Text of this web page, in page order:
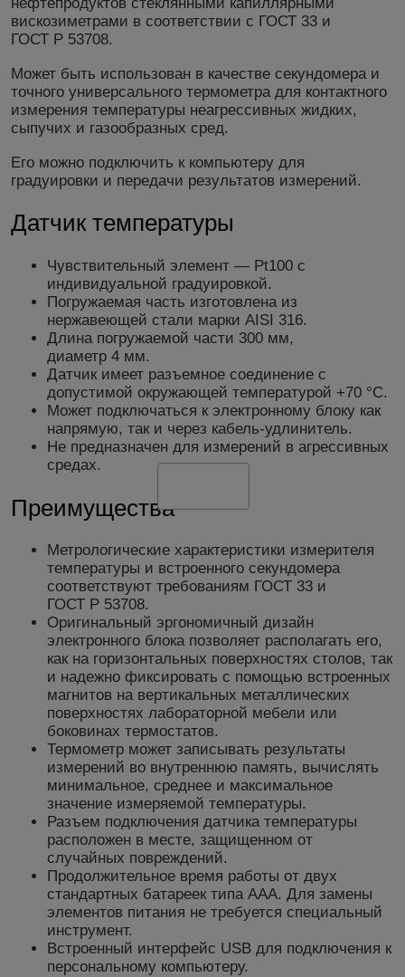
вискозиметрами в соответствии с ГОСТ 33 и
ГОСТ Р 53708.
Может быть использован в качестве секундомера и
точного универсального термометра для контактного
измерения температуры неагрессивных жидких,
сыпучих и газообразных сред.
Его можно подключить к компьютеру для
градуировки и передачи результатов измерений.
Датчик температуры
Чувствительный элемент — Pt100 с
индивидуальной градуировкой.
Погружаемая часть изготовлена из
нержавеющей стали марки AISI 316.
Длина погружаемой части 300 мм,
диаметр 4 мм.
Датчик имеет разъемное соединение с
допустимой окружающей температурой +70 °С.
Может подключаться к электронному блоку как
напрямую, так и через кабель-удлинитель.
Не предназначен для измерений в агрессивных
средах.
Преимущества
Метрологические характеристики измерителя
температуры и встроенного секундомера
соответствуют требованиям ГОСТ 33 и
ГОСТ Р 53708.
Оригинальный эргономичный дизайн
электронного блока позволяет располагать его,
как на горизонтальных поверхностях столов, так
и надежно фиксировать с помощью встроенных
магнитов на вертикальных металлических
поверхностях лабораторной мебели или
боковинах термостатов.
Термометр может записывать результаты
измерений во внутреннюю память, вычислять
минимальное, среднее и максимальное
значение измеряемой температуры.
Разъем подключения датчика температуры
расположен в месте, защищенном от
случайных повреждений.
Продолжительное время работы от двух
стандартных батареек типа ААА. Для замены
элементов питания не требуется специальный
инструмент.
Встроенный интерфейс USB для подключения к
персональному компьютеру.